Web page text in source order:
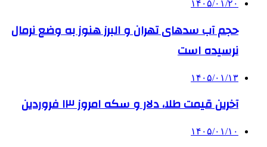
۱۴۰۵/۰۱/۲۰
حجم آب سدهای تهران و البرز هنوز به وضع نرمال
نرسیده است
۱۴۰۵/۰۱/۱۳
آخرین قیمت طلا، دلار و سکه امروز ۱۳ فروردین
۱۴۰۵/۰۱/۱۰